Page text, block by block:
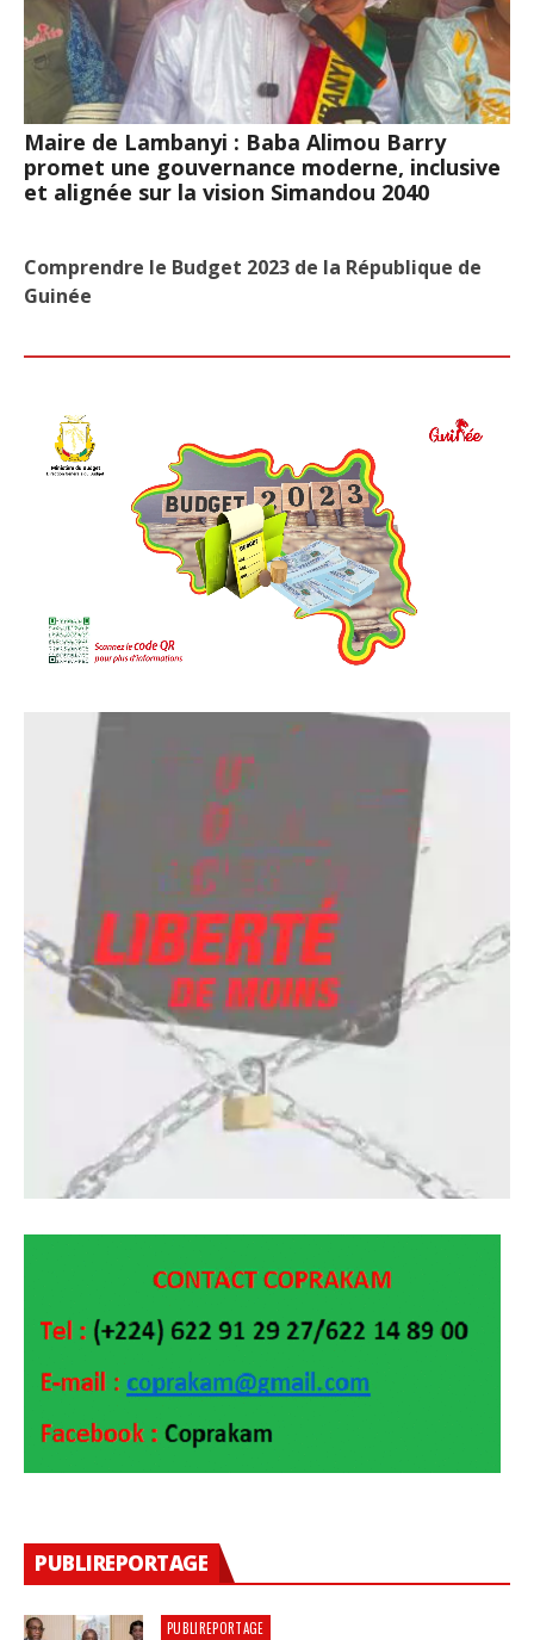
Maire de Lambanyi : Baba Alimou Barry
promet une gouvernance moderne, inclusive
et alignée sur la vision Simandou 2040
Comprendre le Budget 2023 de la République de
Guinée
PUBLIREPORTAGE
PUBLIREPORTAGE